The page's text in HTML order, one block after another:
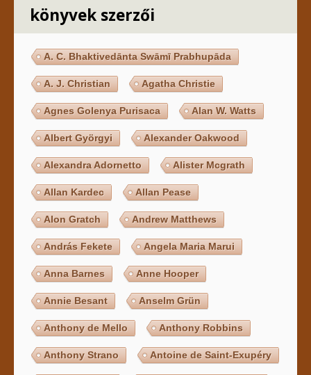
könyvek szerzői
A. C. Bhaktivedānta Swāmī Prabhupāda
A. J. Christian Agatha Christie
Agnes Golenya Purisaca Alan W. Watts
Albert Györgyi Alexander Oakwood
Alexandra Adornetto Alister Mcgrath
Allan Kardec Allan Pease
Alon Gratch Andrew Matthews
András Fekete Angela Maria Marui
Anna Barnes Anne Hooper
Annie Besant Anselm Grün
Anthony de Mello Anthony Robbins
Anthony Strano Antoine de Saint-Exupéry